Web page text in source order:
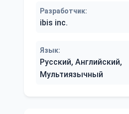
Разработчик:
ibis inc.
Язык:
Русский, Английский,
Мультиязычный